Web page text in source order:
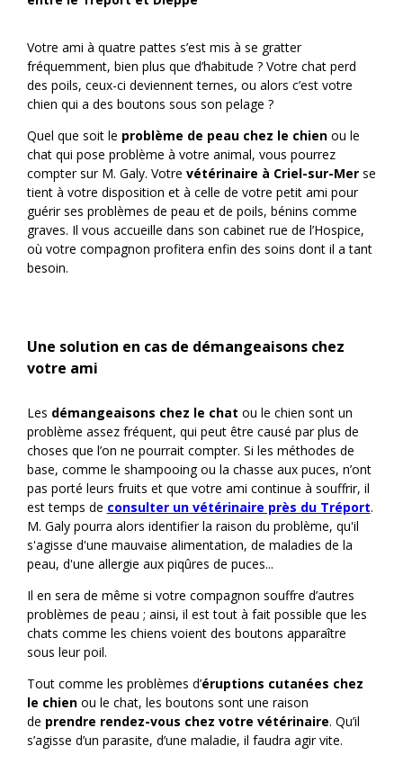
Votre ami à quatre pattes s’est mis à se gratter
fréquemment, bien plus que d’habitude ? Votre chat perd
des poils, ceux-ci deviennent ternes, ou alors c’est votre
chien qui a des boutons sous son pelage ?
Quel que soit le problème de peau chez le chien ou le
chat qui pose problème à votre animal, vous pourrez
compter sur M. Galy. Votre vétérinaire à Criel-sur-Mer se
tient à votre disposition et à celle de votre petit ami pour
guérir ses problèmes de peau et de poils, bénins comme
graves. Il vous accueille dans son cabinet rue de l’Hospice,
où votre compagnon profitera enfin des soins dont il a tant
besoin.
Une solution en cas de démangeaisons chez
votre ami
Les démangeaisons chez le chat ou le chien sont un
problème assez fréquent, qui peut être causé par plus de
choses que l’on ne pourrait compter. Si les méthodes de
base, comme le shampooing ou la chasse aux puces, n’ont
pas porté leurs fruits et que votre ami continue à souffrir, il
est temps de consulter unvétérinaire près du Tréport.
M. Galy pourra alors identifier la raison du problème, qu'il
s'agisse d'une mauvaise alimentation, de maladies de la
peau, d'une allergie aux piqûres de puces...
Il en sera de même si votre compagnon souffre d’autres
problèmes de peau ; ainsi, il est tout à fait possible que les
chats comme les chiens voient des boutons apparaître
sous leur poil.
Tout comme les problèmes d’éruptions cutanées chez
le chienou le chat, les boutons sont une raison
de prendre rendez-vous chez votre vétérinaire. Qu’il
s’agisse d’un parasite, d’une maladie, il faudra agir vite.